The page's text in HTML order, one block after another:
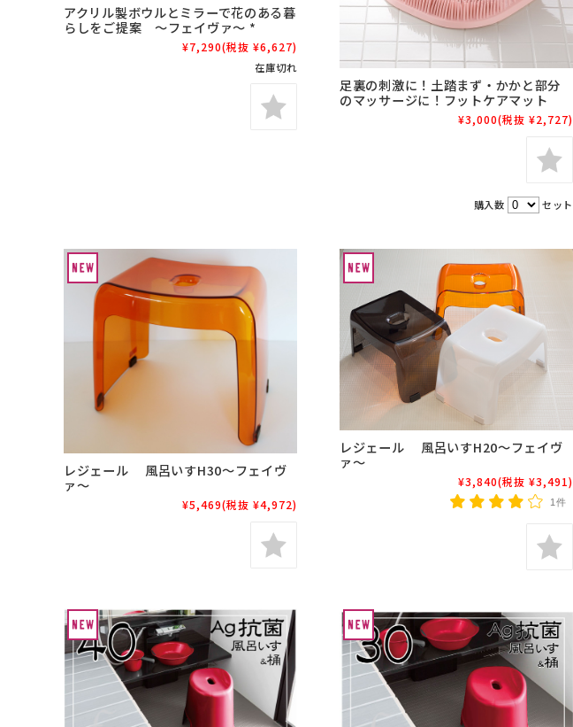
アクリル製ボウルとミラーで花のある暮
らしをご提案 ～フェイヴァ～ *
¥7,290(税抜 ¥6,627)
在庫切れ
足裏の刺激に！土踏まず・かかと部分
のマッサージに！フットケアマット
¥3,000(税抜 ¥2,727)
購入数 セット
レジェール 風呂いすH30～フェイヴ
ァ～
¥5,469(税抜 ¥4,972)
レジェール 風呂いすH20～フェイヴ
ァ～
¥3,840(税抜 ¥3,491)
1件